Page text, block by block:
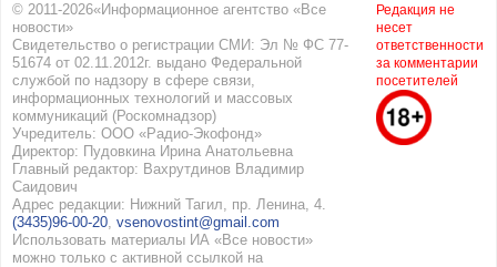
© 2011-2026«Информационное агентство «Все
новости»
Свидетельство о регистрации СМИ: Эл № ФС 77-
51674 от 02.11.2012г. выдано Федеральной
службой по надзору в сфере связи,
информационных технологий и массовых
коммуникаций (Роскомнадзор)
Учредитель: ООО «Радио-Экофонд»
Директор: Пудовкина Ирина Анатольевна
Главный редактор: Вахрутдинов Владимир
Саидович
Адрес редакции: Нижний Тагил, пр. Ленина, 4.
(3435)96-00-20, vsenovostint@gmail.com
Использовать материалы ИА «Все новости»
можно только с активной ссылкой на
Редакция не
несет
ответственности
за комментарии
посетителей